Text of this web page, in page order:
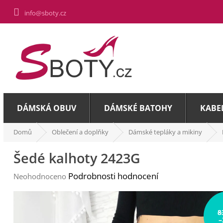
obsah
info@sboty.cz
DÁMSKÁ OBUV DÁMSKÉ BATOHY
Domů Oblečení a doplňky Dámské tepláky a mikiny
Šedé kalhoty 2423G
Průměrné
Neohodnoceno Podrobnosti hodnocení